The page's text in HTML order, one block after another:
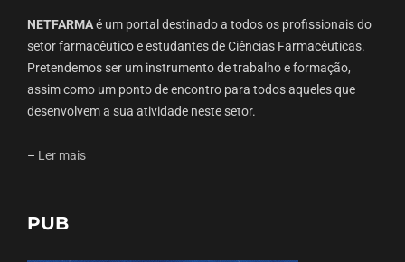
NETFARMAé um portal destinado a todos os profissionais do
setor farmacêutico e estudantes de Ciências Farmacêuticas.
Pretendemos ser um instrumento de trabalho e formação,
assim como um ponto de encontro para todos aqueles que
desenvolvem a sua atividade neste setor.
– Ler mais
PUB